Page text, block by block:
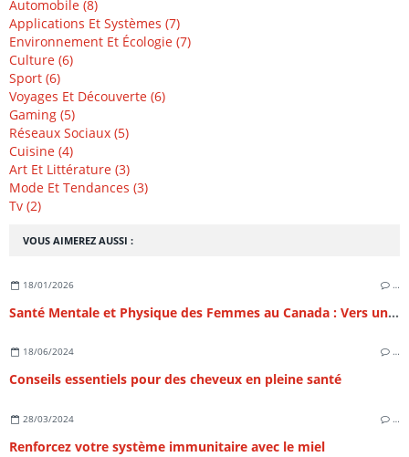
VOUS AIMEREZ AUSSI :
18/01/2026 …
Santé Mentale et Physique des Femmes au Canada : Vers un Équilibre Holistique au 21e Siècle
18/06/2024 …
Conseils essentiels pour des cheveux en pleine santé
28/03/2024 …
Renforcez votre système immunitaire avec le miel
Automobile (8)
Applications Et Systèmes (7)
Environnement Et Écologie (7)
Culture (6)
Sport (6)
Voyages Et Découverte (6)
Gaming (5)
Réseaux Sociaux (5)
Cuisine (4)
Art Et Littérature (3)
Mode Et Tendances (3)
Tv (2)